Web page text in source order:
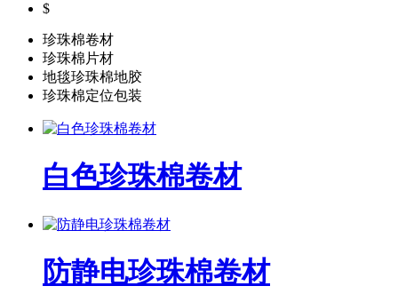
$
珍珠棉卷材
珍珠棉片材
地毯珍珠棉地胶
珍珠棉定位包装
白色珍珠棉卷材
防静电珍珠棉卷材